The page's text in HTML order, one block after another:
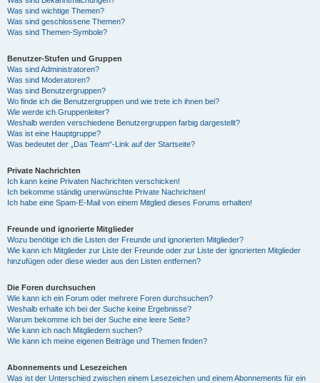
Was sind wichtige Themen?
Was sind geschlossene Themen?
Was sind Themen-Symbole?
Benutzer-Stufen und Gruppen
Was sind Administratoren?
Was sind Moderatoren?
Was sind Benutzergruppen?
Wo finde ich die Benutzergruppen und wie trete ich ihnen bei?
Wie werde ich Gruppenleiter?
Weshalb werden verschiedene Benutzergruppen farbig dargestellt?
Was ist eine Hauptgruppe?
Was bedeutet der „Das Team“-Link auf der Startseite?
Private Nachrichten
Ich kann keine Privaten Nachrichten verschicken!
Ich bekomme ständig unerwünschte Private Nachrichten!
Ich habe eine Spam-E-Mail von einem Mitglied dieses Forums erhalten!
Freunde und ignorierte Mitglieder
Wozu benötige ich die Listen der Freunde und ignorierten Mitglieder?
Wie kann ich Mitglieder zur Liste der Freunde oder zur Liste der ignorierten Mitglieder
hinzufügen oder diese wieder aus den Listen entfernen?
Die Foren durchsuchen
Wie kann ich ein Forum oder mehrere Foren durchsuchen?
Weshalb erhalte ich bei der Suche keine Ergebnisse?
Warum bekomme ich bei der Suche eine leere Seite?
Wie kann ich nach Mitgliedern suchen?
Wie kann ich meine eigenen Beiträge und Themen finden?
Abonnements und Lesezeichen
Was ist der Unterschied zwischen einem Lesezeichen und einem Abonnements für ein